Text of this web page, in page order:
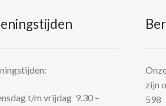
t/m vrijdag 9.30 –
zijn
598